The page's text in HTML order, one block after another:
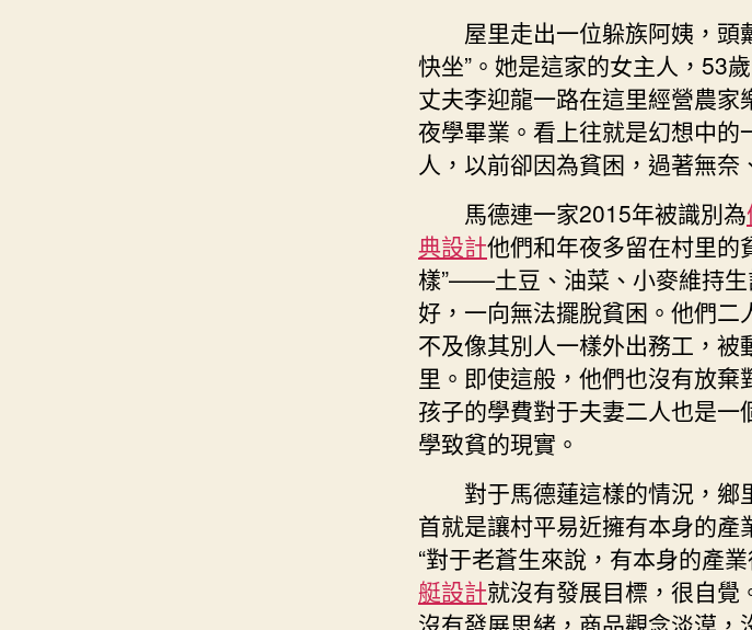
屋里走出一位躲族阿姨，頭
快坐”。她是這家的女主人，53
丈夫李迎龍一路在這里經營農
夜學畢業。看上往就是幻想中的
人，以前卻因為貧困，過著無奈
馬德連一家2015年被識別為
典設計他們和年夜多留在村里的
樣”——土豆、油菜、小麥維持
好，一向無法擺脫貧困。他們
不及像其別人一樣外出務工，被
里。即使這般，他們也沒有放
孩子的學費對于夫妻二人也是
學致貧的現實。
對于馬德蓮這樣的情況，
首就是讓村平易近擁有本身的產
“對于老蒼生來說，有本身的產
艇設計就沒有發展目標，很自覺
沒有發展思緒，商品觀念淡漠